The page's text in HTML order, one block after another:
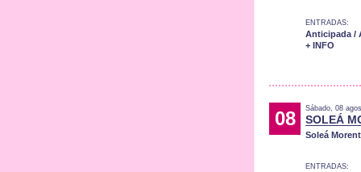
ENTRADAS:
Anticipada /
+ INFO
08 Sábado, 08
SOLEÁ
Soleá
ENTRADAS: